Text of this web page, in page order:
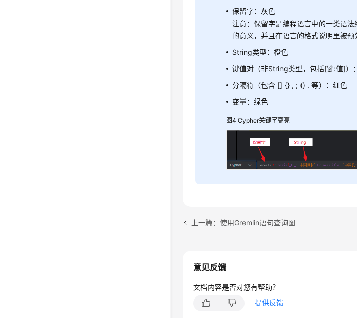
保留字：灰色
注意：保留字是编程语言中的一类语
的意义，并且在语言的格式说明里被预
String类型：橙色
键值对（非String类型，包括[键:值]）
分隔符（包含 [] {} , ; () . 等）：红色
变量：绿色
图4Cypher关键字高亮
上一篇：使用Gremlin语句查询图
意见反馈
文档内容是否对您有帮助？
提供反馈